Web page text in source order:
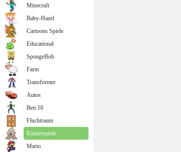
Minecraft
Baby-Hazel
Cartoons Spiele
Educational
SpongeBob
Farm
Transformer
Autos
Ben 10
Fluchtraum
Kinderspiele
Mario